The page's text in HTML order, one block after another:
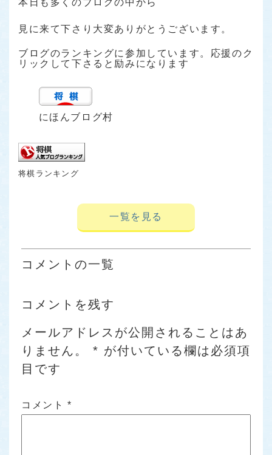
本日も多くのブログの中から
見に来て下さり大変ありがとうございます。
ブログのランキングに参加しています。応援のク
リックして下さると励みになります
にほんブログ村
将棋ランキング
一覧を見る
コメントの一覧
コメントを残す
メールアドレスが公開されることはあ
りません。
* が付いている欄は必須項
目です
コメント *